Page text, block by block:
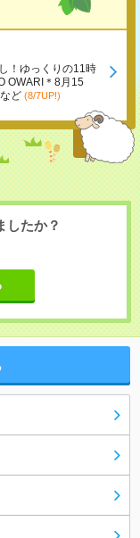
！ゆっくりの11時
OWARI＊8月15
ど (8/7UP!)
したか？